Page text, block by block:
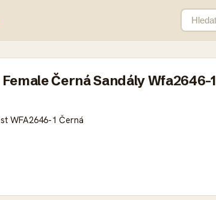
Černá Sandály Wfa2646-1
WFA2646-1 Černá